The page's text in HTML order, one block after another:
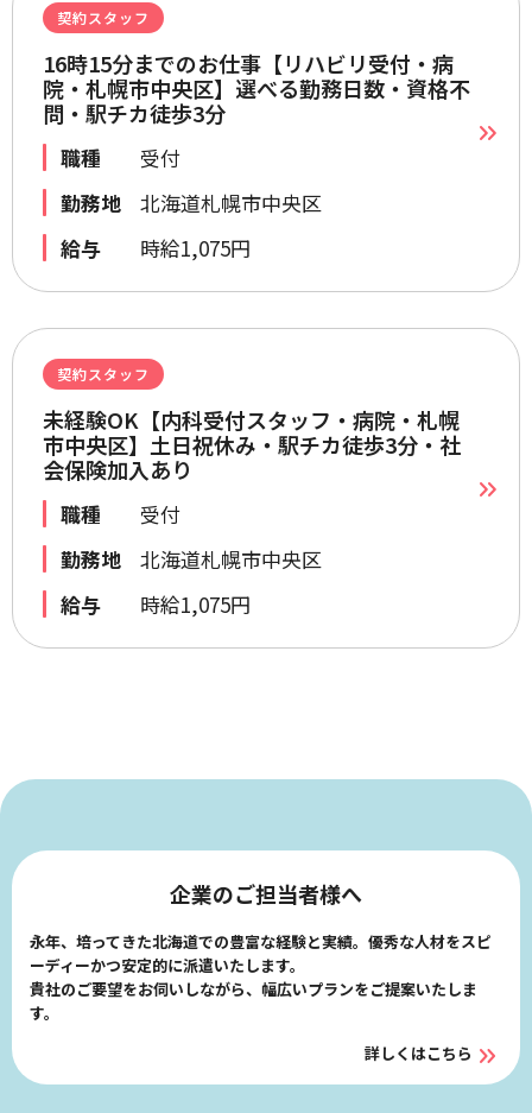
契約スタッフ
16時15分までのお仕事【リハビリ受付・病
院・札幌市中央区】選べる勤務日数・資格不
問・駅チカ徒歩3分
職種
受付
勤務地
北海道札幌市中央区
給与
時給1,075円
契約スタッフ
未経験OK【内科受付スタッフ・病院・札幌
市中央区】土日祝休み・駅チカ徒歩3分・社
会保険加入あり
職種
受付
勤務地
北海道札幌市中央区
給与
時給1,075円
企業のご担当者様へ
永年、培ってきた北海道での豊富な経験と実績。優秀な人材をスピ
ーディーかつ安定的に派遣いたします。
貴社のご要望をお伺いしながら、幅広いプランをご提案いたしま
す。
詳しくはこちら